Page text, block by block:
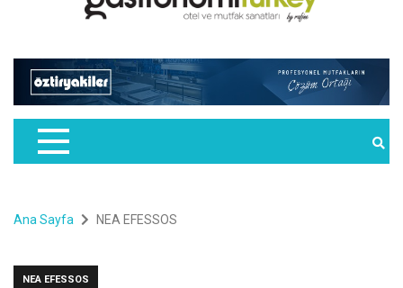
Ana Sayfa NEA EFESSOS
NEA EFESSOS